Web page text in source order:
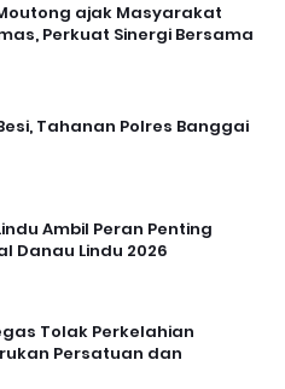
ajak Masyarakat
Perkuat Sinergi Bersama
Tahanan Polres Banggai
Ambil Peran Penting
Danau Lindu 2026
Tolak Perkelahian
Persatuan dan